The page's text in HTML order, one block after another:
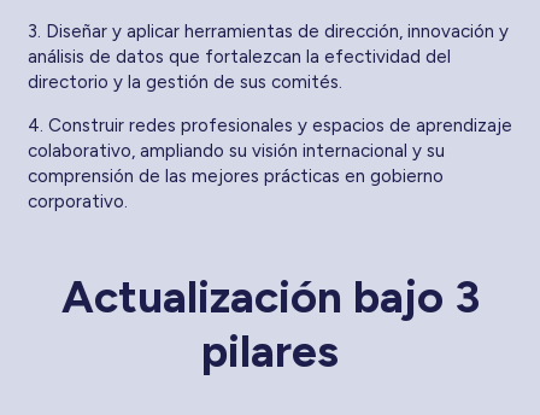
3. Diseñar y aplicar herramientas de dirección, innovación y
análisis de datos que fortalezcan la efectividad del
directorio y la gestión de sus comités.
4. Construir redes profesionales y espacios de aprendizaje
colaborativo, ampliando su visión internacional y su
comprensión de las mejores prácticas en gobierno
corporativo.
Actualización bajo 3
pilares